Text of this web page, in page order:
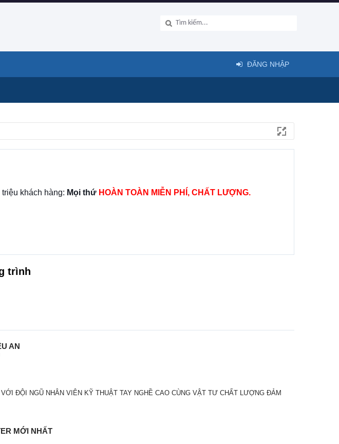
khách hàng: Mọi thứ HOÀN TOÀN MIỄN PHÍ, CHẤT LƯỢNG.
trình
AN
ĐỘI NGŨ NHÂN VIÊN KỸ THUẬT TAY NGHỀ CAO CÙNG VẬT TƯ CHẤT LƯỢNG ĐẢM
MỚI NHẤT
ĐĂNG NHẬP